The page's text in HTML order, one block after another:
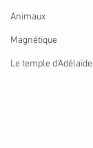
Animaux
Magnétique
Le temple d'Adélaïde